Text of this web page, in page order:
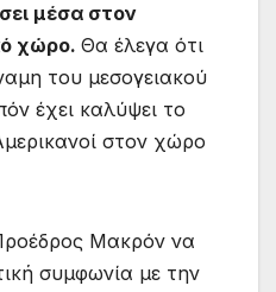
μέσα στον
χώρο. Θα έλεγα ότι
του μεσογειακού
έχει καλύψει το
στον χώρο
Μακρόν να
συμφωνία με την